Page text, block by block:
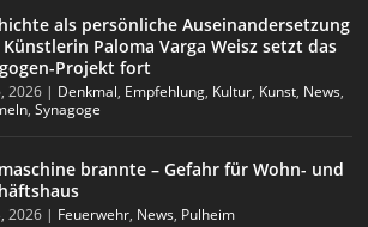
als persönliche Auseinandersetzung
Künstlerin Paloma Varga Weisz setzt das
Projekt fort
2026 | Denkmal, Empfehlung, Kultur, Kunst, News,
,Synagoge
brannte – Gefahr für Wohn- und
2026 | Feuerwehr, News, Pulheim